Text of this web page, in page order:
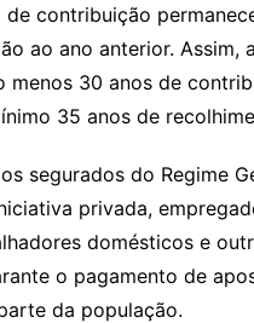
contribuição
ao ano anterior. Assim,
menos 30 anos de
35 anos de
segurados do Regime
privada,
domésticos e
o pagamento de
da população.